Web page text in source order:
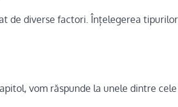
de diverse factori. Înțelegerea
vom răspunde la unele dintre